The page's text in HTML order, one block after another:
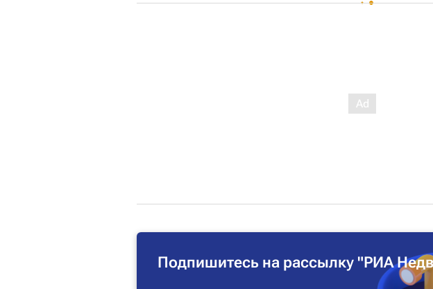
Подпишитесь на рассылку "РИА